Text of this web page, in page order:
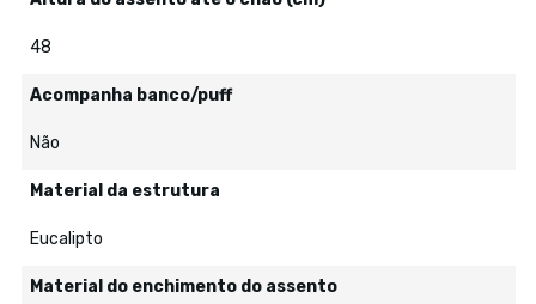
48
Acompanha banco/puff
Não
Material da estrutura
Eucalipto
Material do enchimento do assento